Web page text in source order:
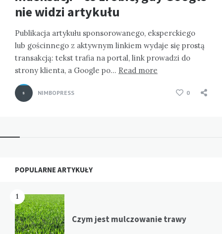
nie widzi artykułu
Publikacja artykułu sponsorowanego, eksperckiego
lub gościnnego z aktywnym linkiem wydaje się prostą
transakcją: tekst trafia na portal, link prowadzi do
strony klienta, a Google po… Read more
NIMBOPRESS 0
Widgets
POPULARNE ARTYKUŁY
1
Czym jest mulczowanie trawy